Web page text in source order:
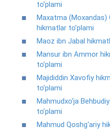
to’plami
Maxatma (Moxandas)
hikmatlar to’plami
Maoz ibn Jabal
Mansur ibn Ammor
to’plami
Majididdin Xavofiy
to’plami
Mahmudxo‘ja
to’plami
Mahmud Qoshg‘ariy